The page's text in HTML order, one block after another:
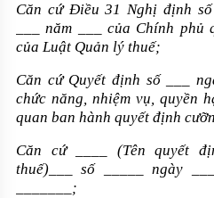
Căn cứ Điều 31 Nghị định
___ năm ___ của Chính
của Luật Quản lý thuế;
Căn cứ Quyết định số ___
chức năng, nhiệm vụ, quyền
quan ban hành quyết định
Căn cứ ____ (Tên quyết
thuế)___ số _____ ngày
_______;